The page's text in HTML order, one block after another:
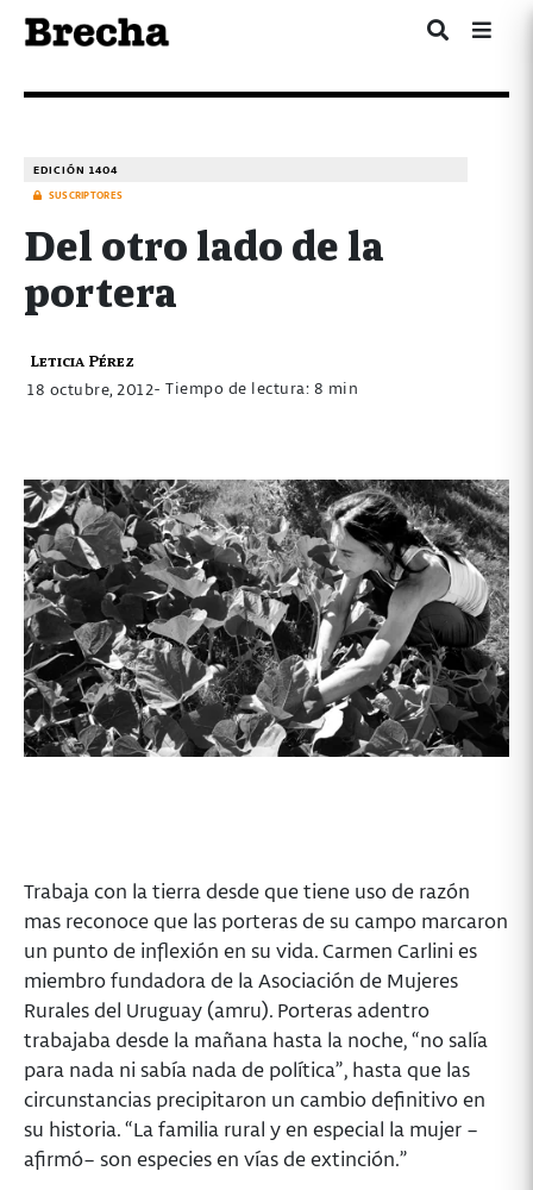
EDICIÓN 1404
SUSCRIPTORES
Del otro lado de la
portera
Leticia Pérez
18 octubre, 2012- Tiempo de lectura: 8 min
Trabaja con la tierra desde que tiene uso de razón
mas reconoce que las porteras de su campo marcaron
un punto de inflexión en su vida. Carmen Carlini es
miembro fundadora de la Asociación de Mujeres
Rurales del Uruguay (amru). Porteras adentro
trabajaba desde la mañana hasta la noche, “no salía
para nada ni sabía nada de política”, hasta que las
circunstancias precipitaron un cambio definitivo en
su historia. “La familia rural y en especial la mujer –
afirmó– son especies en vías de extinción.”